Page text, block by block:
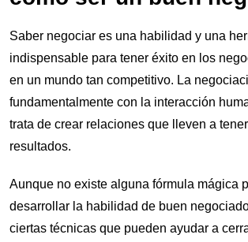
Saber negociar es una habilidad y una
indispensable para tener éxito en los
en un mundo tan competitivo. La
fundamentalmente con la interacción
trata de crear relaciones que lleven a
resultados.
Aunque no existe alguna fórmula mágica
desarrollar la habilidad de buen
ciertas técnicas que pueden ayudar a